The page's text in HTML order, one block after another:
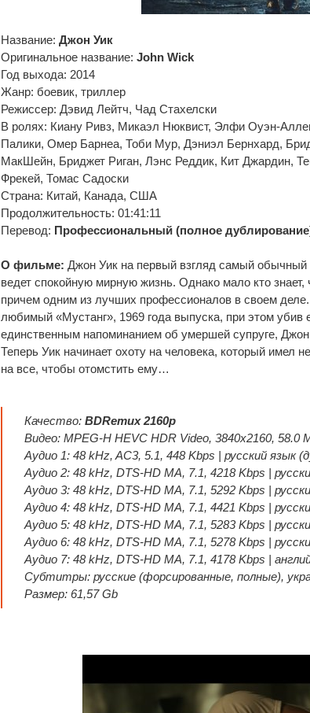
Название: Джон Уик
Оригинальное название: John Wick
Год выхода: 2014
Жанр: боевик, триллер
Режиссер: Дэвид Лейтч, Чад Стахелски
В ролях: Киану Ривз, Микаэл Нюквист, Элфи Оуэн-
Палики, Омер Барнеа, Тоби Мур, Дэниэл Бернхард,
МакШейн, Бриджет Риган, Лэнс Реддик, Кит Джардин,
Фрекей, Томас Садоски
Страна: Китай, Канада, США
Продолжительность: 01:41:11
Перевод: Профессиональный (полное
О фильме: Джон Уик на первый взгляд самый обычный
ведет спокойную мирную жизнь. Однако мало кто
причем одним из лучших профессионалов в своем деле.
любимый «Мустанг», 1969 года выпуска, при этом убив
единственным напоминанием об умершей супруге,
Теперь Уик начинает охоту на человека, который имел
на все, чтобы отомстить ему…
Качество: BDRemux 2160p
Видео: MPEG-H HEVC HDR Video, 3840x2160, 58.0
Аудио 1: 48 kHz, AC3, 5.1, 448 Kbps | русский язык
Аудио 2: 48 kHz, DTS-HD MA, 7.1, 4218 Kbps |
Аудио 3: 48 kHz, DTS-HD MA, 7.1, 5292 Kbps |
Аудио 4: 48 kHz, DTS-HD MA, 7.1, 4421 Kbps |
Аудио 5: 48 kHz, DTS-HD MA, 7.1, 5283 Kbps |
Аудио 6: 48 kHz, DTS-HD MA, 7.1, 5278 Kbps |
Аудио 7: 48 kHz, DTS-HD MA, 7.1, 4178 Kbps |
Субтитры: русские (форсированные, полные),
Размер: 61,57 Gb